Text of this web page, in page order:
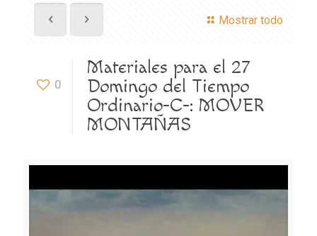
Mostrar todo
0
Materiales para el 27
Domingo del Tiempo
Ordinario-C-: MOVER
MONTAÑAS